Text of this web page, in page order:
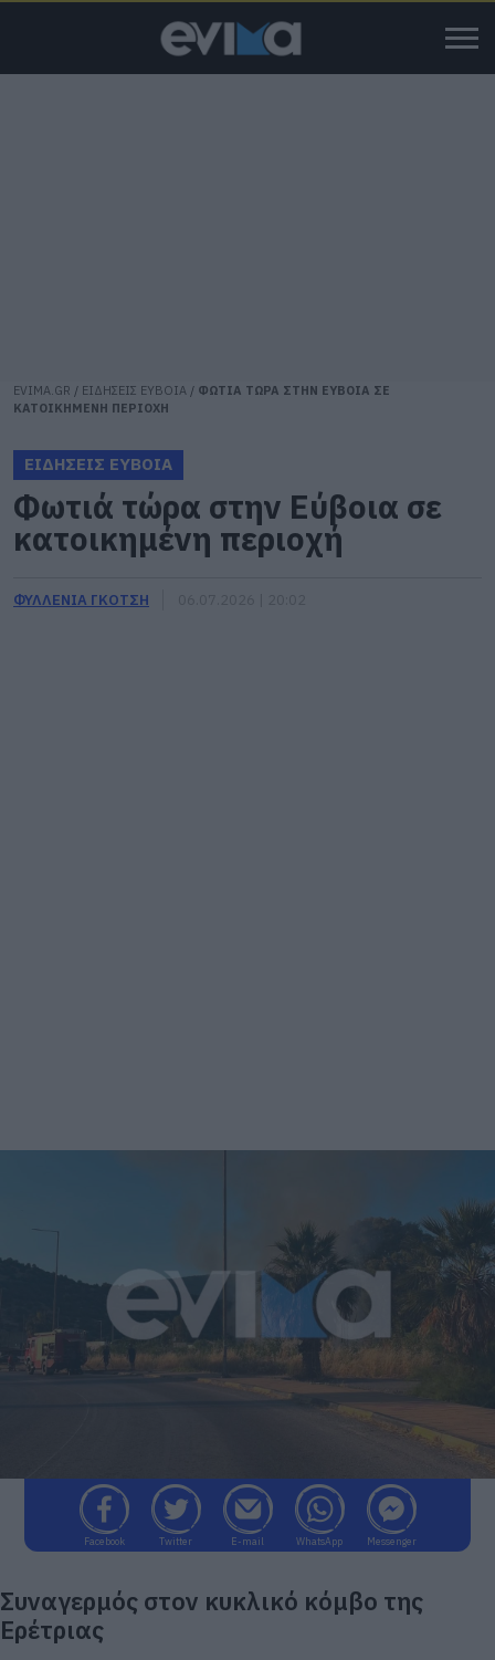
EVIMA.GR / ΕΙΔΗΣΕΙΣ ΕΥΒΟΙΑ / ΦΩΤΙΑ ΤΩΡΑ ΣΤΗΝ ΕΥΒΟΙΑ ΣΕ
ΚΑΤΟΙΚΗΜΕΝΗ ΠΕΡΙΟΧΗ
ΕΙΔΗΣΕΙΣ ΕΥΒΟΙΑ
Φωτιά τώρα στην Εύβοια σε
κατοικημένη περιοχή
ΦΥΛΛΕΝΙΑ ΓΚΟΤΣΗ
Facebook Twitter E-mail WhatsApp Messenger
Συναγερμός στον κυκλικό κόμβο της
Ερέτριας